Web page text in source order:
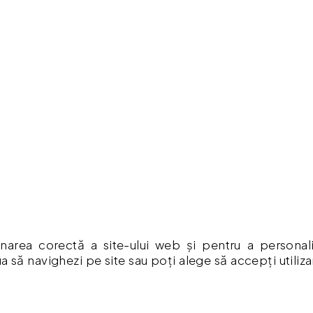
Motor cu
pentru
Metal, Beton
155.00 lei 14.00 lei
corectă a site-ului web și pentru a
navighezi pe site sau poți alege să accepți